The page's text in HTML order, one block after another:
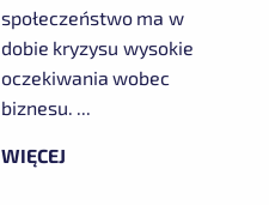
społeczeństwo ma w
dobie kryzysu wysokie
oczekiwania wobec
biznesu. ...
WIĘCEJ